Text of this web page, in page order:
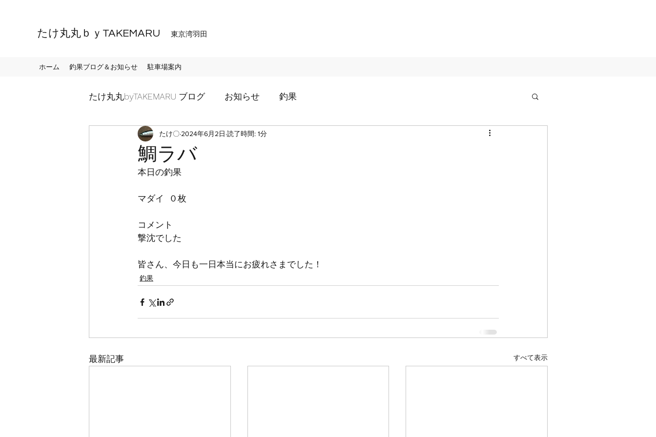
たけ丸丸ｂｙTAKEMARU 東京湾羽田
ホーム 釣果ブログ＆お知らせ 駐車場案内
たけ丸丸byTAKEMARU ブログ お知らせ 釣果
鯛ラバ
たけ〇 2024年6月2日 読了時間: 1分
本日の釣果
マダイ  ０枚
コメント
撃沈でした
皆さん、今日も一日本当にお疲れさまでした！
釣果
最新記事 すべて表示